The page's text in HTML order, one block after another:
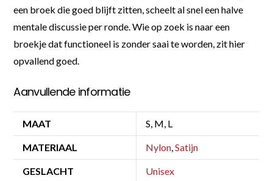
een broek die goed blijft zitten, scheelt al snel een halve
mentale discussie per ronde. Wie op zoek is naar een
broekje dat functioneel is zonder saai te worden, zit hier
opvallend goed.
Aanvullende informatie
MAAT S, M, L
MATERIAAL Nylon,Satijn
GESLACHT Unisex